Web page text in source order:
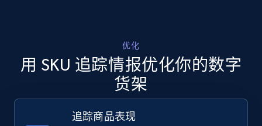
Walmart - products - Discover products by
using sku numbers
URL, Final price, Sku, Currency, Gtin,
Specifications, Image urls, Top reviews, and
more.
优化
用 SKU 追踪情报优化你的数字
货架
追踪商品表现